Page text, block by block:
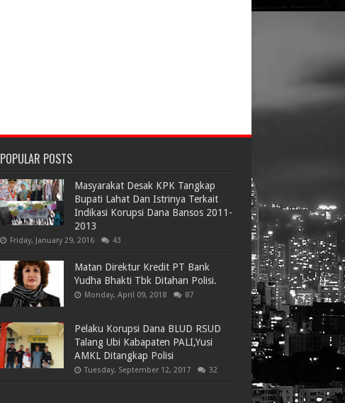
POPULAR POSTS
Masyarakat Desak KPK Tangkap
Bupati Lahat Dan Istrinya Terkait
Indikasi Korupsi Dana Bansos 2011-
2013
Friday, January 29, 2016 43
Matan Direktur Kredit PT Bank
Yudha Bhakti Tbk Ditahan Polisi.
Monday, April 09, 2018 87
Pelaku Korupsi Dana BLUD RSUD
Talang Ubi Kabapaten PALI,Yusi
AMKL Ditangkap Polisi
Tuesday, September 12, 2017 32